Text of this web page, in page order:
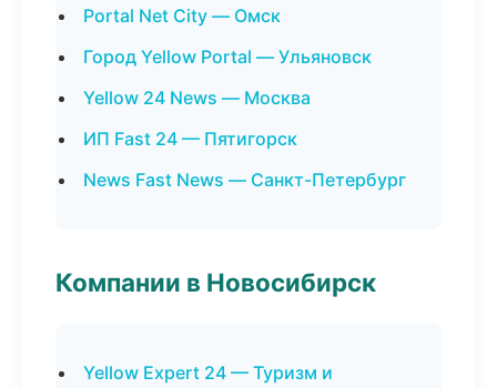
Portal Net City — Омск
Город Yellow Portal — Ульяновск
Yellow 24 News — Москва
ИП Fast 24 — Пятигорск
News Fast News — Санкт-Петербург
Компании в Новосибирск
Yellow Expert 24 — Туризм и